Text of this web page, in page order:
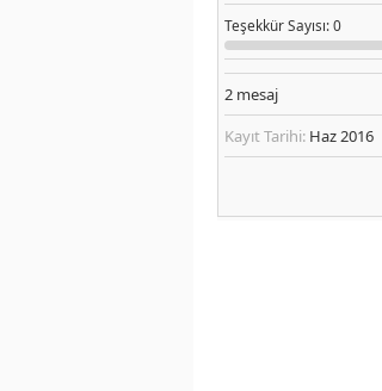
TeşekkürSayısı: 0
2 mesaj
Kayıt Tarihi: Haz 2016